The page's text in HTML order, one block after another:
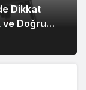
Dikkat
ve Doğru